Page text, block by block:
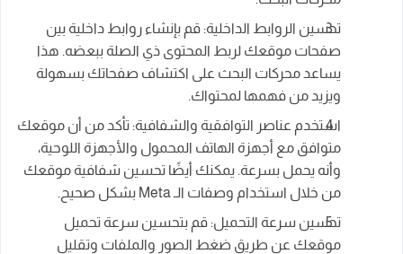
تحسين الروابط الداخلية: قم بإنشاء روابط داخلية بين
صفحات موقعك لربط المحتوى ذي الصلة ببعضه. هذا
يساعد محركات البحث على اكتشاف صفحاتك بسهولة
ويزيد من فهمها لمحتواك.
استخدم عناصر التوافقية والشفافية: تأكد من أن موقعك
متوافق مع أجهزة الهاتف المحمول والأجهزة اللوحية،
وأنه يحمل بسرعة. يمكنك أيضًا تحسين شفافية موقعك
من خلال استخدام وصفات الـ Meta بشكل صحيح.
تحسين سرعة التحميل: قم بتحسين سرعة تحميل
موقعك عن طريق ضغط الصور والملفات وتقليل